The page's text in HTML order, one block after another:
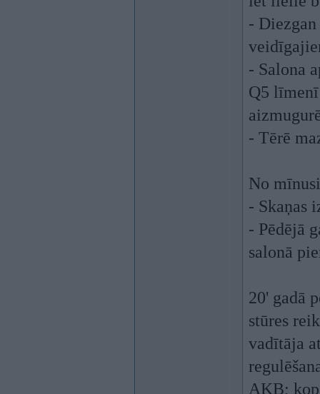
-
- Salona
Q5 līmenī
- Tērē
No
- Skaņas
- Pēdējā
salonā
20' gadā
stūres
vadītāja
AKB;